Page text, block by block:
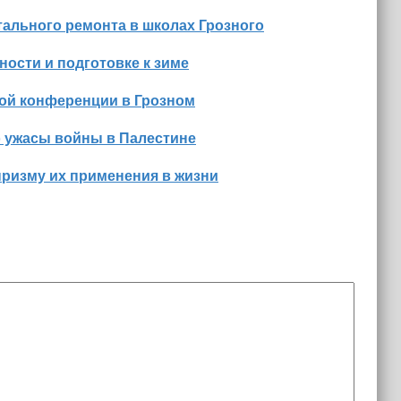
ремонта в школах Грозного
и подготовке к зиме
конференции в Грозном
ужасы войны в Палестине
их применения в жизни